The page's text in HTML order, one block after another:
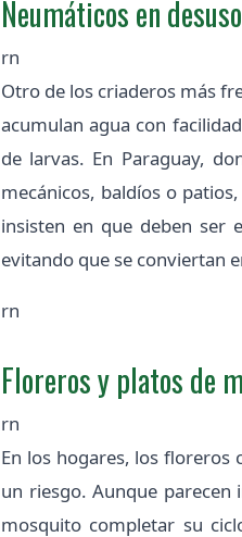
Neumáticos en desuso
rn
Otro de los criaderos más
acumulan agua con
de larvas. En Paraguay,
mecánicos, baldíos o
insisten en que deben ser
evitando que se conviertan
rn
Floreros y platos de
rn
En los hogares, los floreros
un riesgo. Aunque parecen
mosquito completar su